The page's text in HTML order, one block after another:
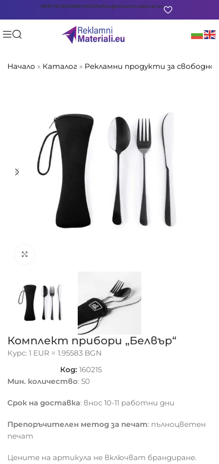
0878 722 8650888 903 601office@reklamnimateriali.eu
Начало » Каталог » Рекламни продукти за
Комплект прибори „Белвър“
Курс: 1 EUR = 1.95583 BGN
Код:160215
Мин. количество: 50
Срок на доставка: внос 10-11 работни дни
Препоръчителен метод за печат: пълноцветен
печат
Цените на артикула не включват брандиране.